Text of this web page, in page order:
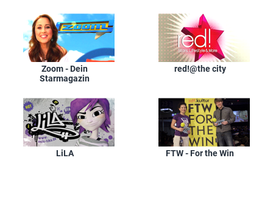
Zoom - Dein
Starmagazin
red!@the city
LiLA FTW - For the Win